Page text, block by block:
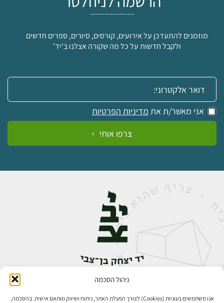
ניהול הסכמה
אנו משתמשים בעוגיות (Cookies) לצורך הפעלת האתר, ניתוח ושיווק מותאם אישית. בהסכמה,
מוזמנים להתעדכן על אירועים, קורסים, סיורים, ספרים חדשים
ולקבל חדשות על כל מה שקורה אצלנו ב'יד'
אימייל:
אני מאשר/ת את מדיניות הפרטיות
צרפו אותי
אבן גבירול 14, רחביה, ירושלים